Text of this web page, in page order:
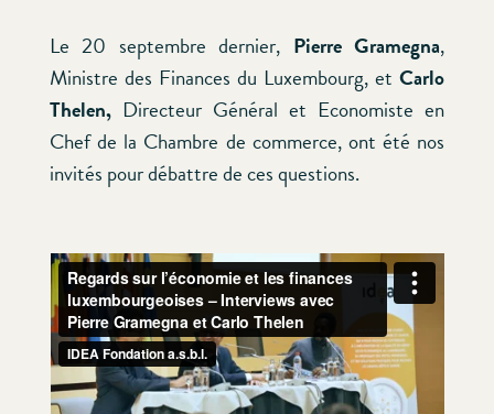
Le 20 septembre dernier, Pierre Gramegna,
Ministre des Finances du Luxembourg, et Carlo
Thelen, Directeur Général et Economiste en
Chef de la Chambre de commerce, ont été nos
invités pour débattre de ces questions.